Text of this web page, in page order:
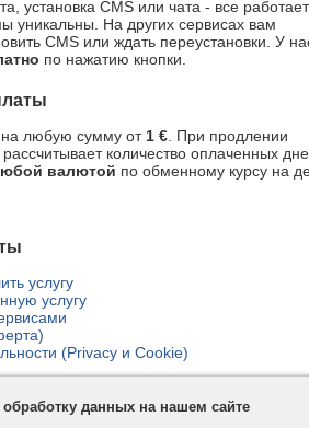
установка CMS или чата - все работает
уникальны. На других сервисах вам
CMS или ждать переустановки. У
по нажатию кнопки.
на любую сумму от 1 € . При продлении
количество оплаченных
валютой по обменному курсу на
услугу
услугу
(Privacy и Cookie)
Privacy и Cookie
обработку данных на нашем сайте